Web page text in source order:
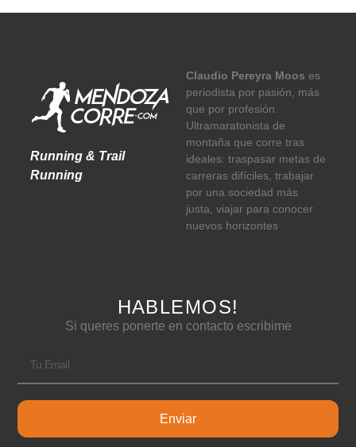
Running & Trail
Running
Claudio Pereyra Moos es
periodista por pasión, más
que por profesión.
Ultramaratonista de
montaña que corre tras
ideales: traspasar metas de
carreras difíciles, trabajar
por una sociedad más
justa, viajar para conocer
nuevos horizontes
HABLEMOS!
Si queres ponerte en contacto escribime
Enviar